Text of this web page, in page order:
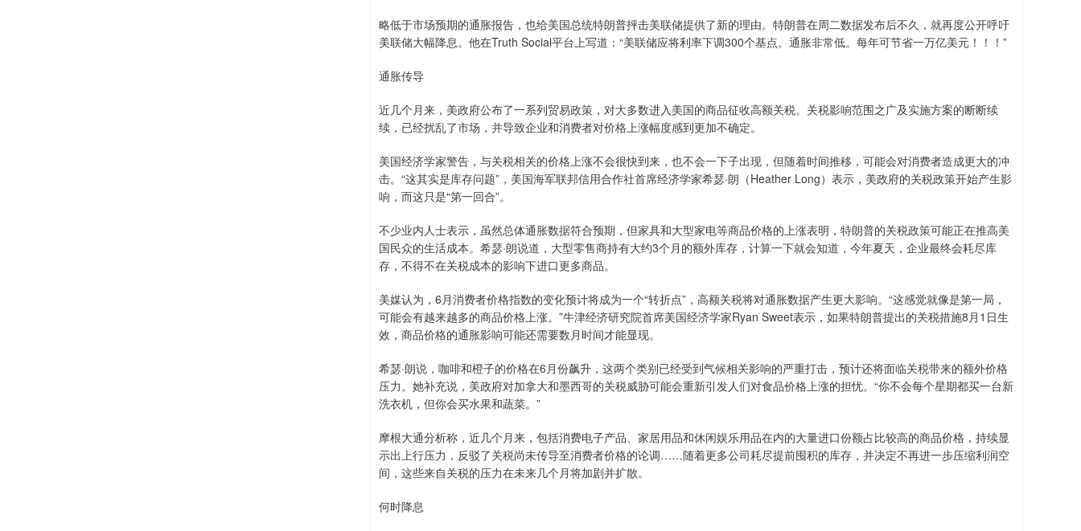
略低于市场预期的通胀报告，也给美国总统特朗普抨击美联储提供了新的理由。特朗普在周二数据发布后不久，就再度公开呼吁
美联储大幅降息。他在Truth Social平台上写道：“美联储应将利率下调300个基点。通胀非常低。每年可节省一万亿美元！！！”
通胀传导
近几个月来，美政府公布了一系列贸易政策，对大多数进入美国的商品征收高额关税。关税影响范围之广及实施方案的断断续
续，已经扰乱了市场，并导致企业和消费者对价格上涨幅度感到更加不确定。
美国经济学家警告，与关税相关的价格上涨不会很快到来，也不会一下子出现，但随着时间推移，可能会对消费者造成更大的冲
击。“这其实是库存问题”，美国海军联邦信用合作社首席经济学家希瑟·朗（Heather Long）表示，美政府的关税政策开始产生影
响，而这只是“第一回合”。
不少业内人士表示，虽然总体通胀数据符合预期，但家具和大型家电等商品价格的上涨表明，特朗普的关税政策可能正在推高美
国民众的生活成本。希瑟·朗说道，大型零售商持有大约3个月的额外库存，计算一下就会知道，今年夏天，企业最终会耗尽库
存，不得不在关税成本的影响下进口更多商品。
美媒认为，6月消费者价格指数的变化预计将成为一个“转折点”，高额关税将对通胀数据产生更大影响。“这感觉就像是第一局，
可能会有越来越多的商品价格上涨。”牛津经济研究院首席美国经济学家Ryan Sweet表示，如果特朗普提出的关税措施8月1日生
效，商品价格的通胀影响可能还需要数月时间才能显现。
希瑟·朗说，咖啡和橙子的价格在6月份飙升，这两个类别已经受到气候相关影响的严重打击，预计还将面临关税带来的额外价格
压力。她补充说，美政府对加拿大和墨西哥的关税威胁可能会重新引发人们对食品价格上涨的担忧。“你不会每个星期都买一台新
洗衣机，但你会买水果和蔬菜。”
摩根大通分析称，近几个月来，包括消费电子产品、家居用品和休闲娱乐用品在内的大量进口份额占比较高的商品价格，持续显
示出上行压力，反驳了关税尚未传导至消费者价格的论调……随着更多公司耗尽提前囤积的库存，并决定不再进一步压缩利润空
间，这些来自关税的压力在未来几个月将加剧并扩散。
何时降息